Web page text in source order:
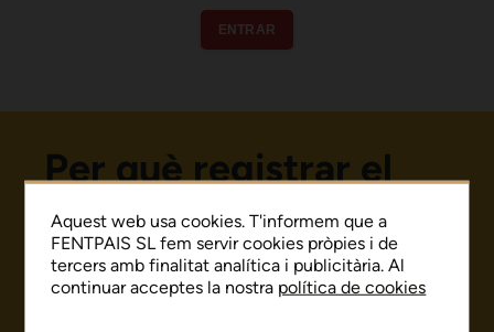
ENTRAR
Per què registrar el
teu xec?
Aquest web usa cookies. T'informem que a
FENTPAIS SL fem servir cookies pròpies i de
tercers amb finalitat analítica i publicitària. Al
continuar acceptes la nostra política de cookies